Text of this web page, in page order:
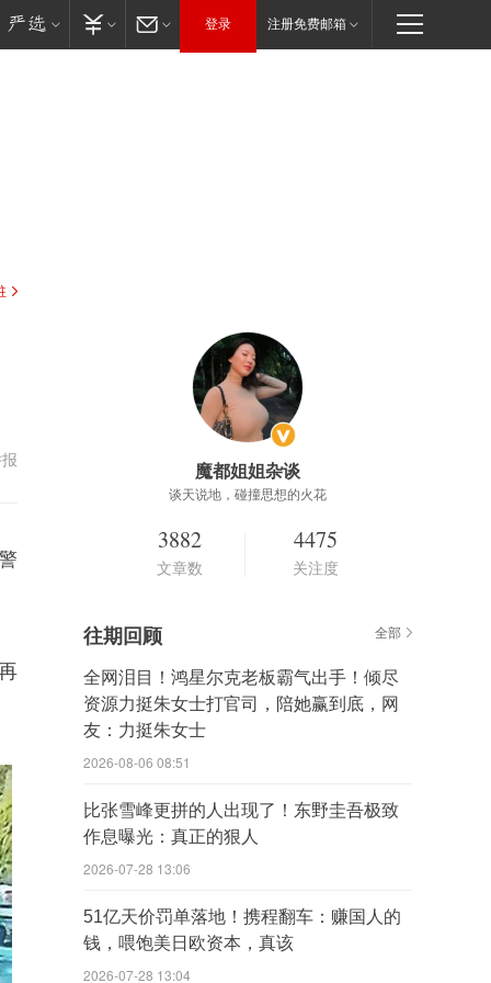
登录 注册免费邮箱
魔都姐姐杂谈
谈天说地，碰撞思想的火花
3882
文章数
4475
关注度
往期回顾 全部
全网泪目！鸿星尔克老板霸气出手！倾尽
资源力挺朱女士打官司，陪她赢到底，网
友：力挺朱女士
2026-08-06 08:51
比张雪峰更拼的人出现了！东野圭吾极致
作息曝光：真正的狠人
2026-07-28 13:06
51亿天价罚单落地！携程翻车：赚国人的
钱，喂饱美日欧资本，真该
2026-07-28 13:04